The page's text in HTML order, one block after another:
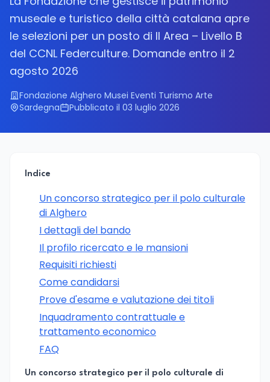
museale e turistico della città catalana apre
le selezioni per un posto di II Area – Livello B
del CCNL Federculture. Domande entro il 2
agosto 2026
Fondazione Alghero Musei Eventi Turismo Arte
Sardegna
Pubblicato il 03 luglio 2026
Indice
Un concorso strategico per il polo culturale
di Alghero
I dettagli del bando
Il profilo ricercato e le mansioni
Requisiti richiesti
Come candidarsi
Prove d'esame e valutazione dei titoli
Inquadramento contrattuale e
trattamento economico
FAQ
Un concorso strategico per il polo culturale di